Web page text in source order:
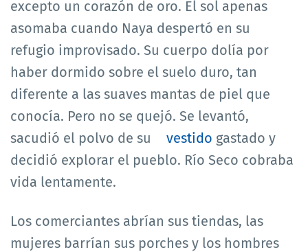
excepto un corazón de oro. El sol apenas
asomaba cuando Naya despertó en su
refugio improvisado. Su cuerpo dolía por
haber dormido sobre el suelo duro, tan
diferente a las suaves mantas de piel que
conocía. Pero no se quejó. Se levantó,
sacudió el polvo de su
vestido gastado y
decidió explorar el pueblo. Río Seco cobraba
vida lentamente.
Los comerciantes abrían sus tiendas, las
mujeres barrían sus porches y los hombres